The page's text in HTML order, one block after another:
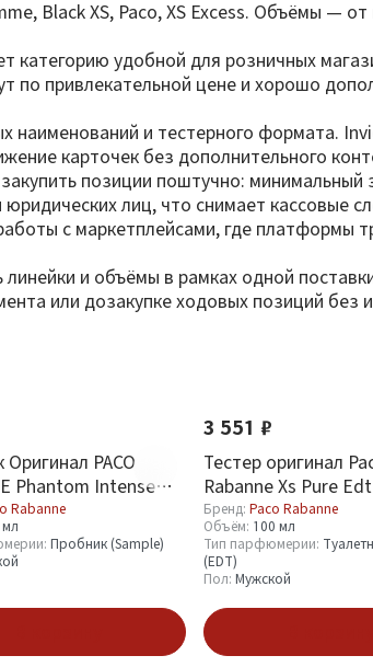
Black XS, Paco, XS Excess. Объёмы —
удобной для розничных
по привлекательной цене и хорошо
и тестерного формата.
карточек без дополнительного
позиции поштучно: минимальный
лиц, что снимает кассовые
с маркетплейсами, где платформы
и объёмы в рамках одной
или дозакупке ходовых позиций без
PACO
Phantom Intense
1.5 ml
Rabanne
мл
Пробник (Sample)
3 551 ₽
Тестер оригинал
Rabanne Xs Pure
мл
Бренд: Paco Rabanne
Объём: 100 мл
Тип парфюмерии:
(EDT)
Пол: Мужской